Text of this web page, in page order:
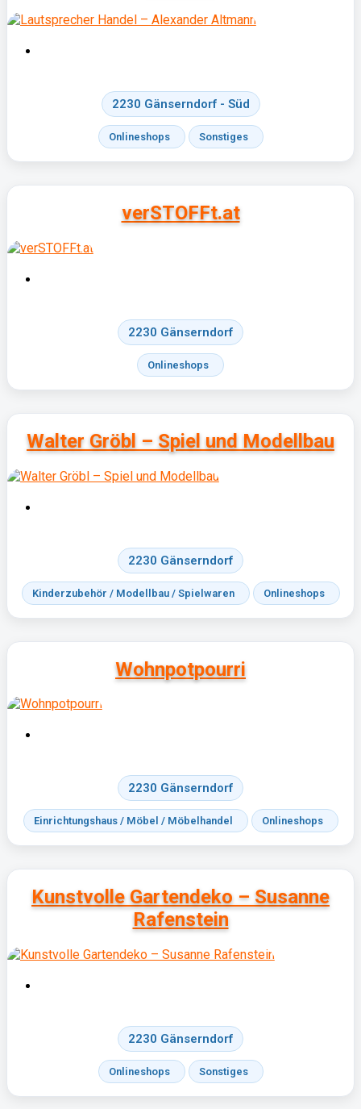
2230 Gänserndorf - Süd
Onlineshops Sonstiges
verSTOFFt.at
2230 Gänserndorf
Onlineshops
Walter Gröbl – Spiel und Modellbau
2230 Gänserndorf
Kinderzubehör / Modellbau / Spielwaren Onlineshops
Wohnpotpourri
2230 Gänserndorf
Einrichtungshaus / Möbel / Möbelhandel Onlineshops
Kunstvolle Gartendeko – Susanne
Rafenstein
2230 Gänserndorf
Onlineshops Sonstiges